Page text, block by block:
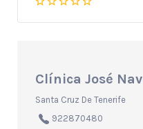
Clínica José
Santa Cruz De Tenerife
922870480